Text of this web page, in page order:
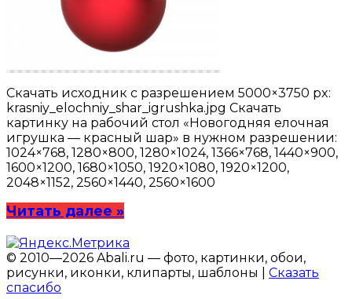
Скачать исходник с разрешением 5000×3750 px:
krasniy_elochniy_shar_igrushka.jpg Скачать
картинку на рабочий стол «Новогодняя елочная
игрушка — красный шар» в нужном разрешении:
1024×768, 1280×800, 1280×1024, 1366×768, 1440×900,
1600×1200, 1680×1050, 1920×1080, 1920×1200,
2048×1152, 2560×1440, 2560×1600
Читать далее »
© 2010—2026 Abali.ru — фото, картинки, обои,
рисунки, иконки, клипарты, шаблоны | Сказать
спасибо